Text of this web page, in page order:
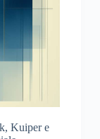
Kuiper e